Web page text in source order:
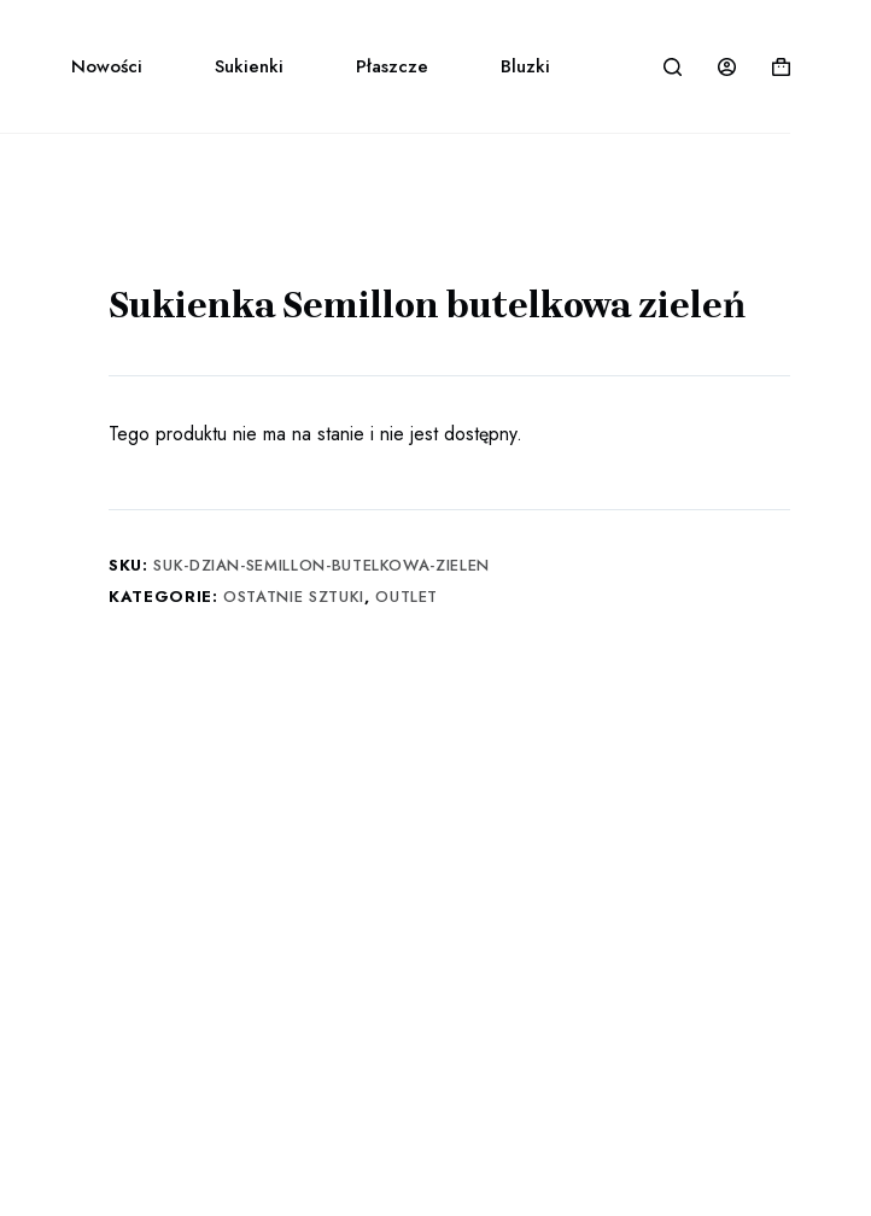
Nowości Sukienki Płaszcze Bluzki Spódnice Akcesoria
Koszyk
Sukienka Semillon butelkowa zieleń
Tego produktu nie ma na stanie i nie jest dostępny.
SKU:SUK-DZIAN-SEMILLON-BUTELKOWA-ZIELEN
KATEGORIE:OSTATNIE SZTUKI,OUTLET